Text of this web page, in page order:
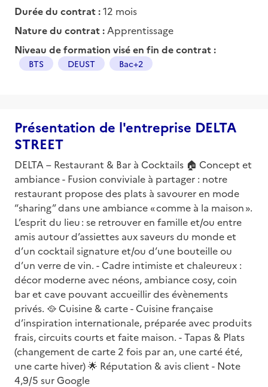
Durée du contrat :12 mois
Nature du contrat : Apprentissage
Niveau de formation visé en fin de contrat :
BTS DEUST Bac+2
Présentation de l'entreprise DELTA
STREET
DELTA – Restaurant & Bar à Cocktails 🏠 Concept et
ambiance - Fusion conviviale à partager : notre
restaurant propose des plats à savourer en mode
“sharing” dans une ambiance « comme à la maison ».
L’esprit du lieu : se retrouver en famille et/ou entre
amis autour d’assiettes aux saveurs du monde et
d’un cocktail signature et/ou d’une bouteille ou
d’un verre de vin. - Cadre intimiste et chaleureux :
décor moderne avec néons, ambiance cosy, coin
bar et cave pouvant accueillir des évènements
privés. 🥘 Cuisine & carte - Cuisine française
d’inspiration internationale, préparée avec produits
frais, circuits courts et faite maison. - Tapas & Plats
(changement de carte 2 fois par an, une carté été,
une carte hiver) 🌟 Réputation & avis client - Note
4,9/5 sur Google